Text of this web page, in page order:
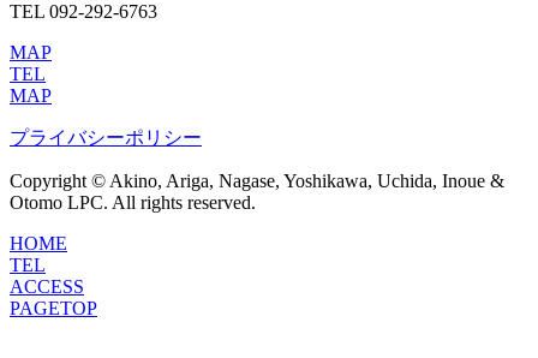
TEL 092-292-6763
MAP
TEL
MAP
プライバシーポリシー
Copyright © Akino, Ariga, Nagase, Yoshikawa, Uchida, Inoue &
Otomo LPC. All rights reserved.
HOME
TEL
ACCESS
PAGETOP